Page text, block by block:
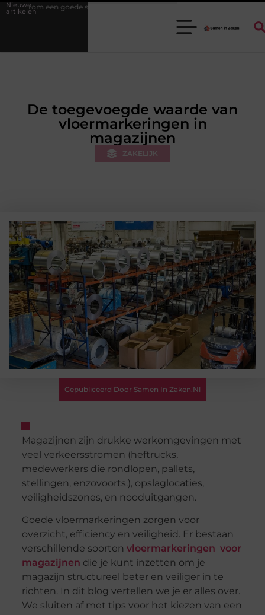
Nieuwe
artikelen het werk van de stukadoor makkelijker maakt
De toegevoegde waarde van
vloermarkeringen in
magazijnen
ZAKELIJK
Gepubliceerd Door Samen In Zaken.nl
Magazijnen zijn drukke werkomgevingen met
veel verkeersstromen (heftrucks,
medewerkers die rondlopen, pallets,
stellingen, enzovoorts.), opslaglocaties,
veiligheidszones, en nooduitgangen.
Goede vloermarkeringen zorgen voor
overzicht, efficiency en veiligheid. Er bestaan
verschillende soorten vloermarkeringen voor
magazijnen die je kunt inzetten om je
magazijn structureel beter en veiliger in te
richten. In dit blog vertellen we je er alles over.
We sluiten af met tips voor het kiezen van een